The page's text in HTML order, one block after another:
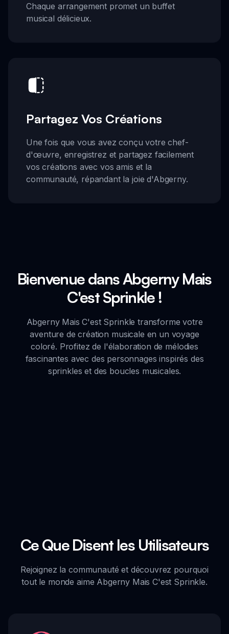
Chaque arrangement promet un buffet
musical délicieux.
Partagez Vos Créations
Une fois que vous avez conçu votre chef-
d'œuvre, enregistrez et partagez facilement
vos créations avec vos amis et la
communauté, répandant la joie d'Abgerny.
Bienvenue dans Abgerny Mais
C'est Sprinkle !
Abgerny Mais C'est Sprinkle transforme votre
aventure de création musicale en un voyage
coloré. Profitez de l'élaboration de mélodies
fascinantes avec des personnages inspirés des
sprinkles et des boucles musicales.
Ce Que Disent les Utilisateurs
Rejoignez la communauté et découvrez pourquoi
tout le monde aime Abgerny Mais C'est Sprinkle.